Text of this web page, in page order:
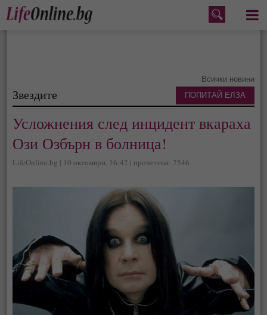
Меню
Всички новини
Звездите
Усложнения след инцидент вкараха
Ози Озбърн в болница!
LifeOnline.bg | 10 октомври, 16:42 | прочетена: 7546
ПОПИТАЙ ЕЛЗА